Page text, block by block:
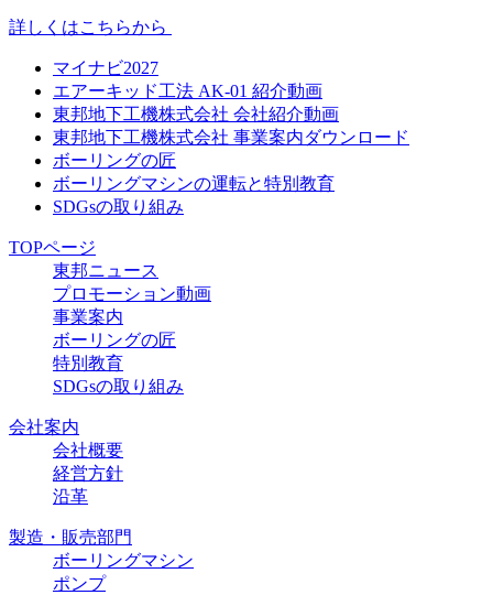
詳しくはこちらから
マイナビ2027
エアーキッド工法 AK-01 紹介動画
東邦地下工機株式会社 会社紹介動画
東邦地下工機株式会社 事業案内ダウンロード
ボーリングの匠
ボーリングマシンの運転と特別教育
SDGsの取り組み
TOPページ
東邦ニュース
プロモーション動画
事業案内
ボーリングの匠
特別教育
SDGsの取り組み
会社案内
会社概要
経営方針
沿革
製造・販売部門
ボーリングマシン
ポンプ